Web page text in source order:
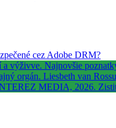
cez Adobe DRM?